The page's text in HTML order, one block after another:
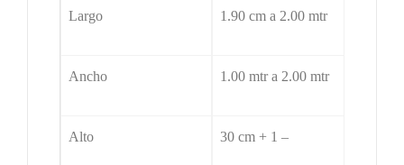
Largo 1.90 cm a 2.00 mtr
Ancho 1.00 mtr a 2.00 mtr
Alto 30 cm + 1 –